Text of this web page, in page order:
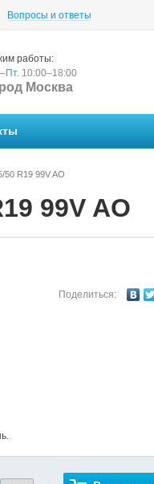
Вопросы и ответы
работы:
10:00–18:00
Москва
50 R19 99V AO
99V AO
Поделиться: